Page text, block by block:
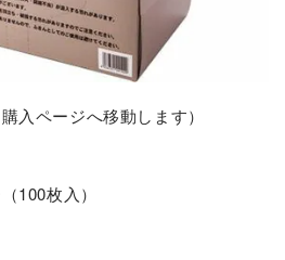
入ページへ移動します）
100枚入）